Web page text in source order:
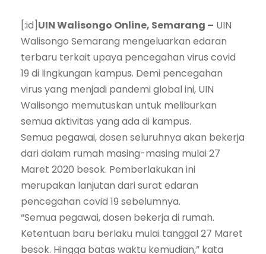
[:id] UIN Walisongo Online, Semarang – UIN
Walisongo Semarang mengeluarkan edaran
terbaru terkait upaya pencegahan virus covid
19 di lingkungan kampus. Demi pencegahan
virus yang menjadi pandemi global ini, UIN
Walisongo memutuskan untuk meliburkan
semua aktivitas yang ada di kampus.
Semua pegawai, dosen seluruhnya akan bekerja
dari dalam rumah masing-masing mulai 27
Maret 2020 besok. Pemberlakukan ini
merupakan lanjutan dari surat edaran
pencegahan covid 19 sebelumnya.
“Semua pegawai, dosen bekerja di rumah.
Ketentuan baru berlaku mulai tanggal 27 Maret
besok. Hingga batas waktu kemudian,” kata